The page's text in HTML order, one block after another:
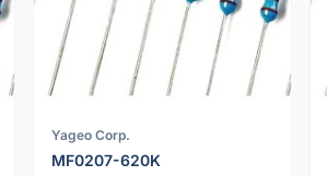
Yageo Corp.
MF0207-620K